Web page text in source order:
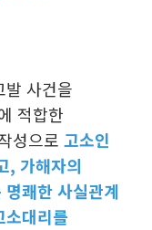
발 사건을
적합한
성으로 고소인
, 가해자의
쾌한 사실관계
소대리를